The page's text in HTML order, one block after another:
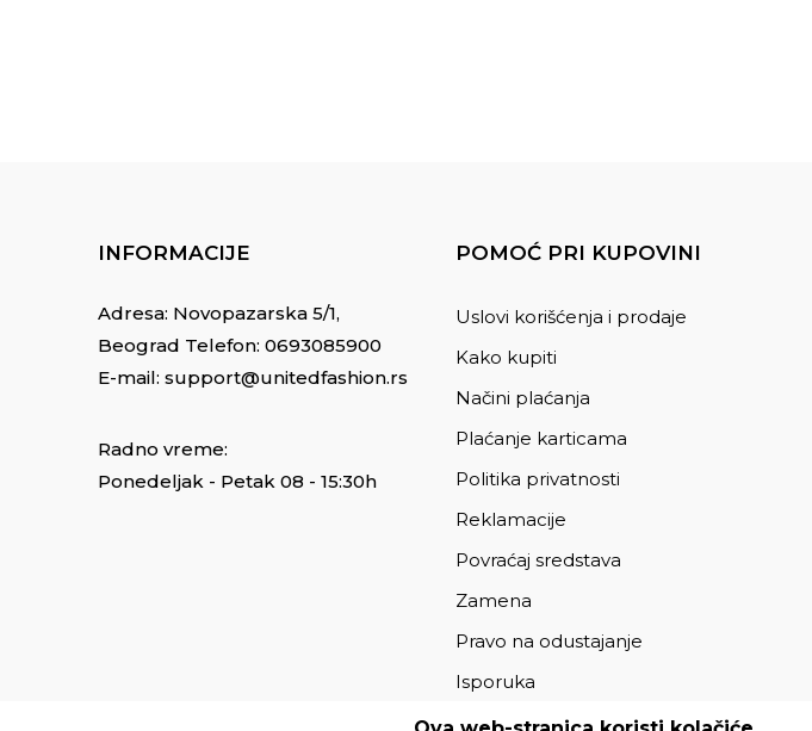
INFORMACIJE
Adresa: Novopazarska 5/1,
Beograd Telefon: 0693085900
E-mail: support@unitedfashion.rs
Radno vreme:
Ponedeljak - Petak 08 - 15:30h
POMOĆ PRI KUPOVINI
Uslovi korišćenja i prodaje
Kako kupiti
Načini plaćanja
Plaćanje karticama
Politika privatnosti
Reklamacije
Povraćaj sredstava
Zamena
Pravo na odustajanje
Isporuka